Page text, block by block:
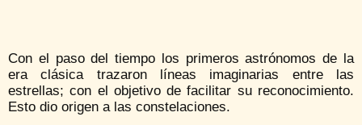
Con el paso del tiempo los primeros astrónomos de la
era clásica trazaron líneas imaginarias entre las
estrellas; con el objetivo de facilitar su reconocimiento.
Esto dio origen a las constelaciones.